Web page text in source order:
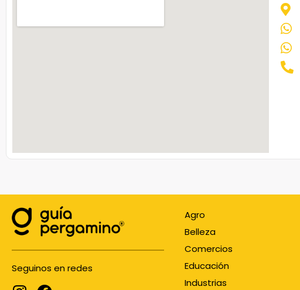
Seguinos en redes
Agro
Belleza
Comercios
Educación
Industrias